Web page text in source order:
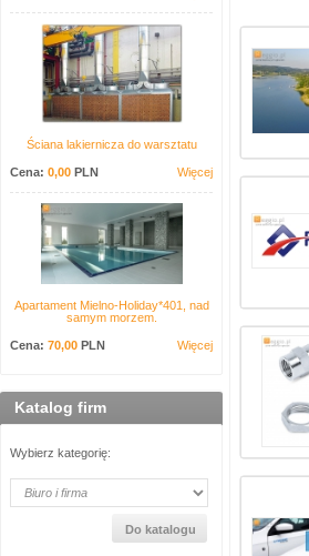
Ściana lakiernicza do warsztatu
Cena: 0,00 PLN Więcej
Apartament Mielno-Holiday*401, nad
samym morzem.
Cena: 70,00 PLN Więcej
Katalog firm
Wybierz kategorię: